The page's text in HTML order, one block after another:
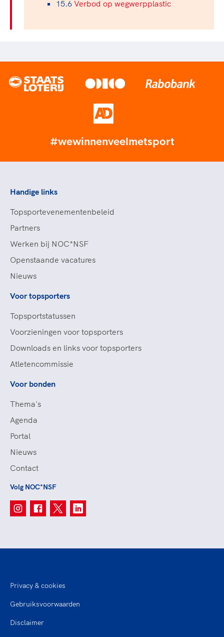
15.6 Verbod op wegwerpplastic
#wewinnenveelmetsport
Handige links
Topsportevenementenbeleid
Partners
Werken bij NOC*NSF
Openstaande vacatures
Nieuws
Voor topsporters
Topsportstatussen
Voorzieningen voor topsporters
Downloads en links voor topsporters
Atletencommissie
Voor bonden
Thema's
Agenda
Portal
Nieuws
Contact
Volg NOC*NSF
Privacy & cookies
Gebruiksvoorwaarden
Disclaimer